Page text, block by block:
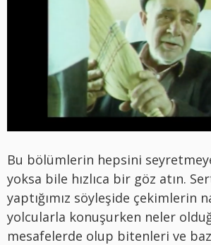
Bu bölümlerin hepsini
yoksa bile hızlıca bir göz atın.
yaptığımız söyleşide çekimlerin
yolcularla konuşurken neler
mesafelerde olup bitenleri ve